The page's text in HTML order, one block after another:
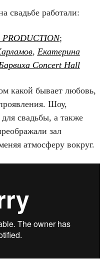
свадьбе работали:
PRODUCTION;
, Екатерина
Concert Hall
какой бывает любовь,
Шоу,
свадьбы, а также
зал
атмосферу вокруг.